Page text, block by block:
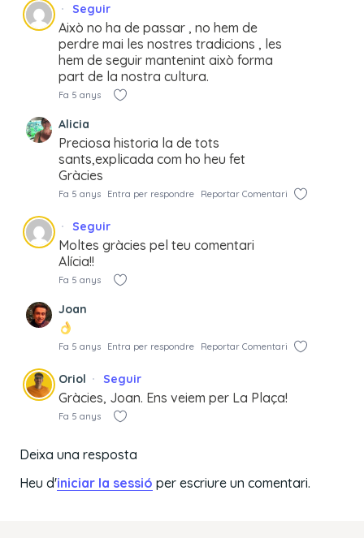
Seguir
Això no ha de passar , no hem de
perdre mai les nostres tradicions , les
hem de seguir mantenint això forma
part de la nostra cultura.
Fa 5 anys
Alicia
Preciosa historia la de tots
sants,explicada com ho heu fet
Gràcies
Fa 5 anys Entra per respondre Reportar Comentari
Seguir
Moltes gràcies pel teu comentari
Alícia!!
Fa 5 anys
Joan
Fa 5 anys Entra per respondre Reportar Comentari
Oriol Seguir
Gràcies, Joan. Ens veiem per La Plaça!
Fa 5 anys
Deixa una resposta
Heu d'iniciar la sessió per escriure un comentari.